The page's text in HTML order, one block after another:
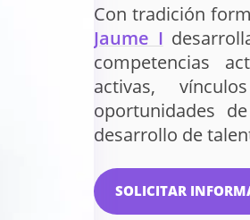
Con tradición
Jaume I
competencias
activas,
oportunidades
desarrollo de
SOLICITAR